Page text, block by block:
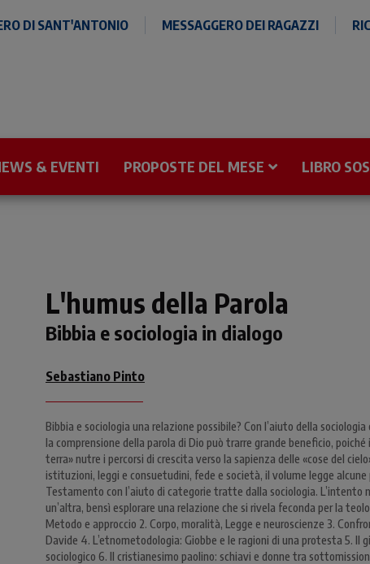
DI SANT'ANTONIO MESSAGGERO DEI RAGAZZI
& EVENTI PROPOSTE DEL MESE LIBRO
L'humus della Parola
Bibbia e sociologia in dialogo
Sebastiano Pinto
Bibbia e sociologia una relazione possibile? Con l’aiuto della
la comprensione della parola di Dio può trarre grande beneficio,
terra» nutre i percorsi di crescita verso la sapienza delle «cose del
istituzioni, leggi e consuetudini, fede e società, il volume legge alcune
Testamento con l’aiuto di categorie tratte dalla sociologia. L’intento
un’altra, bensì esplorare una relazione che si rivela feconda per la
Metodo e approccio 2. Corpo, moralità, Legge e neuroscienze 3.
Davide 4. L’etnometodologia: Giobbe e le ragioni di una protesta 5. Il
sociologico 6. Il cristianesimo paolino: schiavi e donne tra